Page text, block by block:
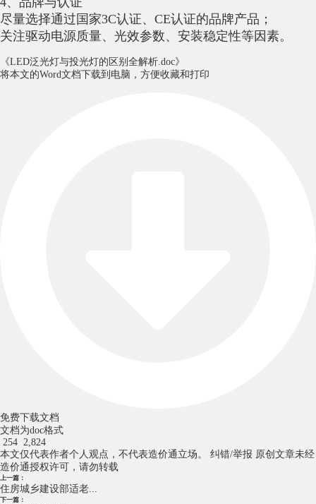
尽量选择通过国家3C认证、CE认证的品牌产品；
关注驱动电源质量、光效参数、安装稳定性等因素。
《LED泛光灯与投光灯的区别全解析.doc》
将本文的Word文档下载到电脑，方便收藏和打印
免费下载文档
文档为doc格式
254 2,824
本文仅代表作者个人观点，不代表造价通立场。 纠错/举报 原创文章未经
造价通授权许可，请勿转载
上一篇：
住房城乡建设部适老...
下一篇：